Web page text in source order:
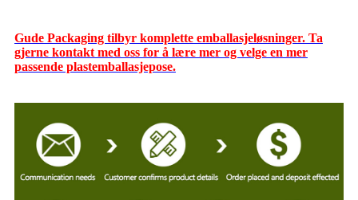
Gude Packaging tilbyr komplette emballasjeløsninger. Ta
gjerne kontakt med oss ​​for å lære mer og velge en mer
passende plastemballasjepose.